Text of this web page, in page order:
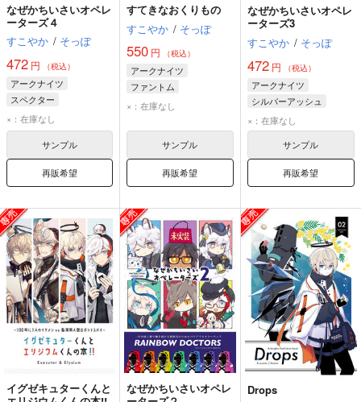
なぜかちいさいオペレ
ーターズ４
すこやか / そっぽ
472 円 （税込）
アークナイツ
スペクター
シルバーアッシュ
ドクター
×：在庫なし
サンプル
再販希望
すてきなおくりもの
すこやか / そっぽ
550 円 （税込）
アークナイツ
ファントム
クリスティーン
×：在庫なし
サンプル
再販希望
なぜかちいさいオペレ
ーターズ3
すこやか / そっぽ
472円 （税込）
アークナイツ
シルバーアッシュ
ファントム
×：在庫なし
サンプル
再販希望
イグゼキュターくんと
なぜかちいさいオペレ
Drops